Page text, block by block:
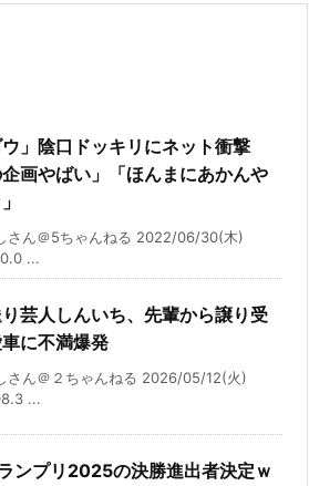
ウ」陰口ドッキリにネット衝撃
企画やばい」「ほんまにあかんや
さん＠5ちゃんねる 2022/06/30(木)
...
芸人しんいち、先輩から譲り受
に不満爆発
さん＠２ちゃんねる 2026/05/12(火)
...
ンプリ2025の決勝進出者決定ｗ